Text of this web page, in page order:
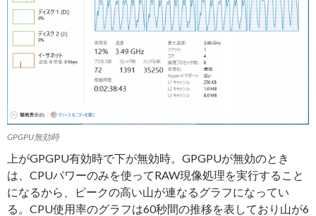
GPGPU無効時
上がGPGPU有効時で下が無効時。GPGPUが無効のとき
は、CPUパワーのみを使ってRAW現像処理を実行すること
になるから、ピークの高い山が連なるグラフになってい
る。CPU使用率のグラフは60秒間の推移を表しており山が6